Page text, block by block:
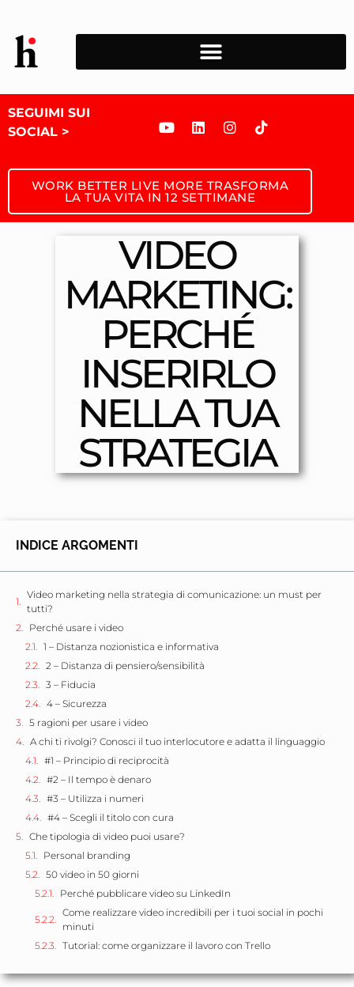
SEGUIMI SUI
SOCIAL >
WORK BETTER LIVE MORE TRASFORMA
LA TUA VITA IN 12 SETTIMANE
VIDEO
MARKETING:
PERCHÉ
INSERIRLO
NELLA TUA
STRATEGIA
INDICE ARGOMENTI
Video marketing nella strategia di comunicazione: un must per
tutti?
Perché usare i video
1 – Distanza nozionistica e informativa
2 – Distanza di pensiero/sensibilità
3 – Fiducia
4 – Sicurezza
5 ragioni per usare i video
A chi ti rivolgi? Conosci il tuo interlocutore e adatta il linguaggio
#1 – Principio di reciprocità
#2 – Il tempo è denaro
#3 – Utilizza i numeri
#4 – Scegli il titolo con cura
Che tipologia di video puoi usare?
Personal branding
50 video in 50 giorni
Perché pubblicare video su LinkedIn
Come realizzare video incredibili per i tuoi social in pochi
minuti
Tutorial: come organizzare il lavoro con Trello